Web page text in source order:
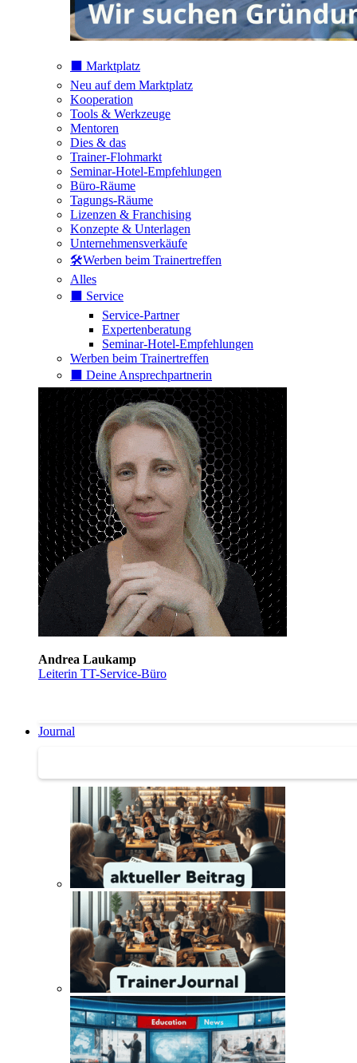
⬛️ Marktplatz
Neu auf dem Marktplatz
Kooperation
Tools & Werkzeuge
Mentoren
Dies & das
Trainer-Flohmarkt
Seminar-Hotel-Empfehlungen
Büro-Räume
Tagungs-Räume
Lizenzen & Franchising
Konzepte & Unterlagen
Unternehmensverkäufe
🛠️Werben beim Trainertreffen
Alles
⬛️ Service
Service-Partner
Expertenberatung
Seminar-Hotel-Empfehlungen
Werben beim Trainertreffen
⬛️ Deine Ansprechpartnerin
Andrea Laukamp
Leiterin TT-Service-Büro
Journal